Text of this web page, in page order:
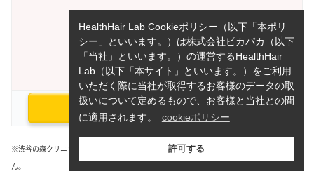
公式サイトで詳細を見る
※渋谷の森クリニック池袋院は、渋谷の森クリニックと資本関係はありませ
ん。
HealthHair Lab Cookieポリシー（以下「本ポリ
シー」といいます。）は株式会社ピカパカ（以下
「当社」といいます。）の運営するHealthHair
Lab（以下「本サイト」といいます。）をご利用
いただく際に当社が取得するお客様のデータの取
扱いについて定めるもので、お客様と当社との間
に適用されます。
cookieポリシー
許可する